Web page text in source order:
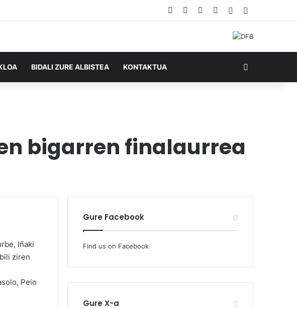
Facebook YouTube
RSS Ausazko
BIDALI ZURE ALBISTEA KONTAKTUA
bigarren finalaurrea
Iñaki
ziren
Peio
Gure Facebook
Find us on Facebook
Gure X-a